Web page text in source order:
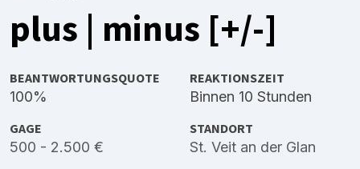
plus | minus [+/-]
BEANTWORTUNGSQUOTE
100%
REAKTIONSZEIT
Binnen 10 Stunden
GAGE
500 - 2.500 €
STANDORT
St. Veit an der Glan